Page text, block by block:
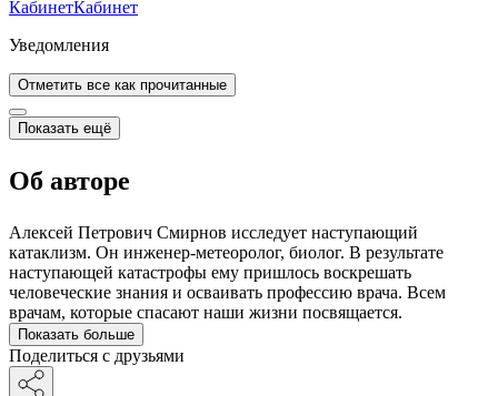
КабинетКабинет
Уведомления
Отметить все как прочитанные
Показать ещё
Об авторе
Алексей Петрович Смирнов исследует наступающий
катаклизм. Он инженер-метеоролог, биолог. В результате
наступающей катастрофы ему пришлось воскрешать
человеческие знания и осваивать профессию врача. Всем
врачам, которые спасают наши жизни посвящается.
Показать больше
Поделиться с друзьями